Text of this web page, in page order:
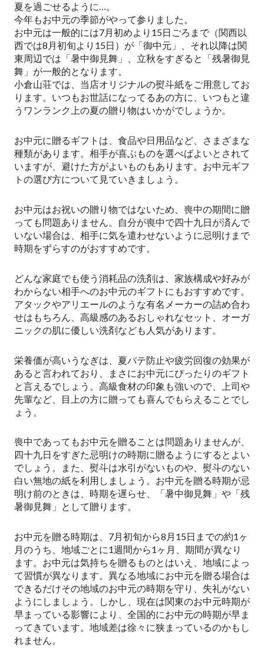
夏を過ごせるように…。
今年もお中元の季節がやって参りました。
お中元は一般的には7月初めより15日ごろまで（関西以
西では8月初旬より15日）が「御中元」、それ以降は関
東周辺では「暑中御見舞」、立秋をすぎると「残暑御見
舞」が一般的となります。
小倉山荘では、当店オリジナルの熨斗紙をご用意してお
ります。いつもお世話になってるあの方に、いつもと違
うワンランク上の夏の贈り物はいかがでしょうか。
お中元に贈るギフトは、食品や日用品など、さまざまな
種類があります。相手が喜ぶものを選べばよいとされて
いますが、避けた方がよいものもあります。お中元ギフ
トの選び方について見ていきましょう。
お中元はお祝いの贈り物ではないため、喪中の期間に贈
っても問題ありません。自分が喪中で四十九日が済んで
いない場合は、相手に気を遣わせないように忌明けまで
時期をずらすのがおすすめです。
どんな家庭でも使う消耗品の洗剤は、家族構成や好みが
わからない相手へのお中元のギフトにもおすすめです。
アタックやアリエールのような有名メーカーの詰め合わ
せはもちろん、高級感のあるおしゃれなセット、オーガ
ニックの肌に優しい洗剤なども人気があります。
栄養価が高いうなぎは、夏バテ防止や疲労回復の効果が
あると言われており、まさにお中元にぴったりのギフト
と言えるでしょう。高級食材の印象も強いので、上司や
先輩など、目上の方に贈っても喜んでもらえることでし
ょう。
喪中であってもお中元を贈ることは問題ありませんが、
四十九日をすぎた忌明けの時期に贈るようにするとよい
でしょう。また、熨斗は水引がないものや、熨斗のない
白い無地の紙を利用しましょう。お中元を贈る時期が忌
明け前のときは、時期を遅らせ、「暑中御見舞」や「残
暑御見舞」として贈ります。
お中元を贈る時期は、7月初旬から8月15日までの約1ヶ
月のうち、地域ごとに1週間から1ヶ月、期間が異なり
ます。お中元は気持ちを贈るものとはいえ、地域によっ
て習慣が異なります。異なる地域にお中元を贈る場合は
できるだけその地域のお中元の時期を守り、失礼がない
ようにしましょう。しかし、現在は関東のお中元時期が
早まっている影響により、全国的にお中元の時期が早ま
ってきています。地域差は徐々に狭まっているのかもし
れません。